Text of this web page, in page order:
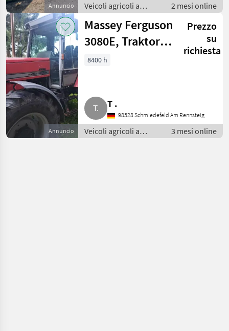
Annuncio
Veicoli agricoli a
motore / Caricatore
agricolo
2 mesi online
Annuncio
Massey Ferguson
3080E, Traktor,
Schlepper,
Prezzo
su
richiesta
8400 h
T .
98528 Schmiedefeld Am Rennsteig
Veicoli agricoli a
motore / Caricatore
3 mesi online